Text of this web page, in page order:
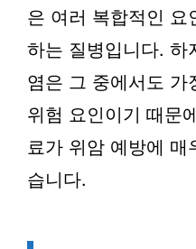
은 여러 복합적인 요
하는 질병입니다. 하
염은 그 중에서도 가
위험 요인이기 때문
료가 위암 예방에 매
습니다.